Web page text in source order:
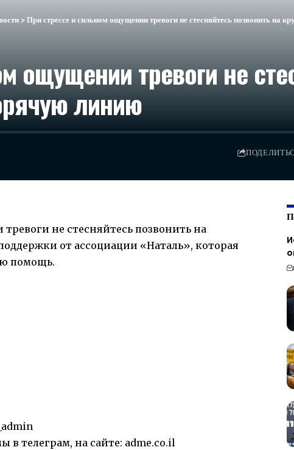
>При стрессе и сильном ощущении тревоги не стесняйтесь позвонить на
ощущении тревоги не
линию
не стесняйтесь позвонить на
от ассоциации «Наталь», которая
помощь.
в телеграм, на сайте: adme.co.il